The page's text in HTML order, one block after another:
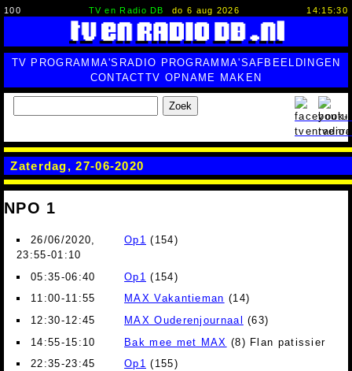
100 TV en Radio DB do 6 aug 2026 14:15:30
TV PROGRAMMA'S RADIO PROGRAMMA'SAFBEELDINGEN
CONTACTTV OPNAME MAKEN
Zoek
Zaterdag, 27-06-2020
NPO 1
26/06/2020,
23:55-01:10
Op1 (154)
05:35-06:40 Op1 (154)
11:00-11:55
MAX Vakantieman (14)
12:30-12:45
MAX Ouderenjournaal
(63)
14:55-15:10
Bak mee met MAX (8) Flan patissier
22:35-23:45
Op1 (155)